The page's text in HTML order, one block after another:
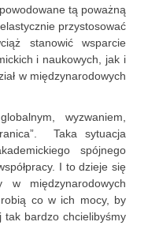
tą poważną
przystosować
stanowić wsparcie
i naukowych, jak i
w międzynarodowych
wyzwaniem,
Taka sytuacja
spójnego
I to dzieje się
w międzynarodowych
robią co w ich mocy, by
tak bardzo chcielibyśmy